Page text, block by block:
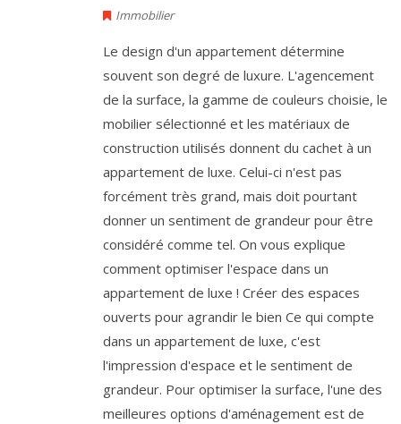
Immobilier
Le design d'un appartement détermine
souvent son degré de luxure. L'agencement
de la surface, la gamme de couleurs choisie, le
mobilier sélectionné et les matériaux de
construction utilisés donnent du cachet à un
appartement de luxe. Celui-ci n'est pas
forcément très grand, mais doit pourtant
donner un sentiment de grandeur pour être
considéré comme tel. On vous explique
comment optimiser l'espace dans un
appartement de luxe ! Créer des espaces
ouverts pour agrandir le bien Ce qui compte
dans un appartement de luxe, c'est
l'impression d'espace et le sentiment de
grandeur. Pour optimiser la surface, l'une des
meilleures options d'aménagement est de